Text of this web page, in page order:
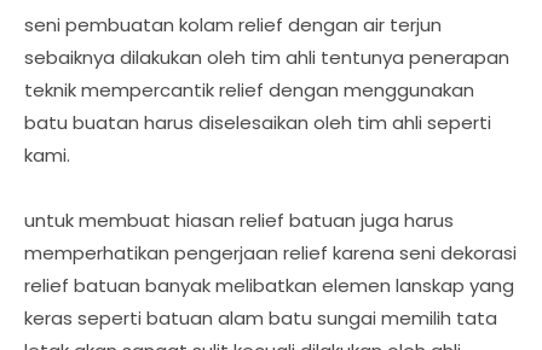
seni pembuatan kolam relief dengan air terjun
sebaiknya dilakukan oleh tim ahli tentunya penerapan
teknik mempercantik relief dengan menggunakan
batu buatan harus diselesaikan oleh tim ahli seperti
kami.
untuk membuat hiasan relief batuan juga harus
memperhatikan pengerjaan relief karena seni dekorasi
relief batuan banyak melibatkan elemen lanskap yang
keras seperti batuan alam batu sungai memilih tata